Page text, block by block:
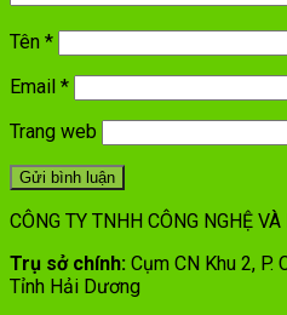
Tên *
Email *
Trang web
CÔNG TY TNHH CÔNG NGHỆ
Trụ sở chính: Cụm CN Khu 2, P.
Tỉnh Hải Dương